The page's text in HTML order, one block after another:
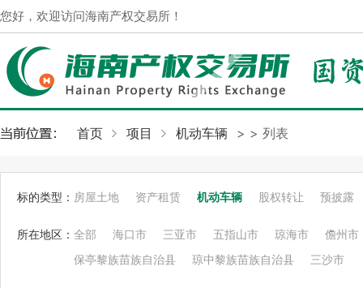
您好，欢迎访问海南产权交易所！
首页 项目 >
机动车辆 > 列表
标的类型： 房屋土地 资产租赁 机动车辆 股权转让 预披露
所在地区： 全部 海口市 三亚市 五指山市 琼海市 儋州市
保亭黎族苗族自治县 琼中黎族苗族自治县 三沙市